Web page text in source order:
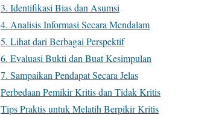
3. Identifikasi Bias dan Asumsi
4. Analisis Informasi Secara Mendalam
5. Lihat dari Berbagai Perspektif
6. Evaluasi Bukti dan Buat Kesimpulan
7. Sampaikan Pendapat Secara Jelas
Perbedaan Pemikir Kritis dan Tidak Kritis
Tips Praktis untuk Melatih Berpikir Kritis